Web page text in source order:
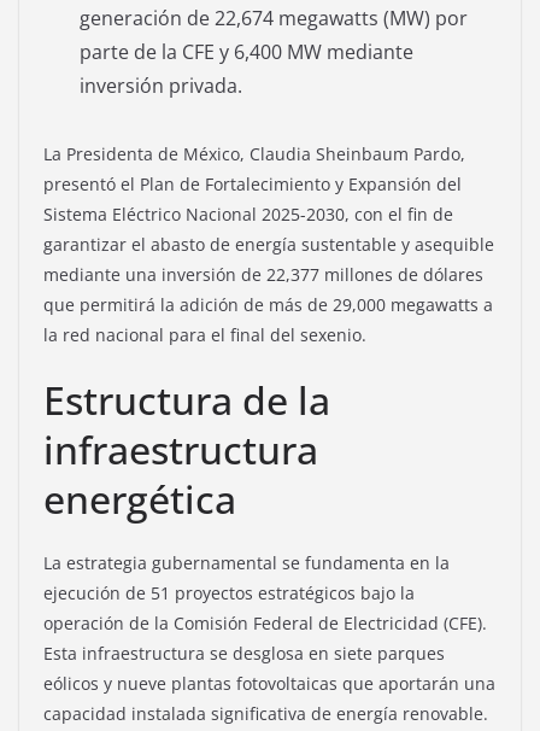
generación de 22,674 megawatts (MW) por
parte de la CFE y 6,400 MW mediante
inversión privada.
La Presidenta de México, Claudia Sheinbaum Pardo,
presentó el Plan de Fortalecimiento y Expansión del
Sistema Eléctrico Nacional 2025-2030, con el fin de
garantizar el abasto de energía sustentable y asequible
mediante una inversión de 22,377 millones de dólares
que permitirá la adición de más de 29,000 megawatts a
la red nacional para el final del sexenio.
Estructura de la
infraestructura
energética
La estrategia gubernamental se fundamenta en la
ejecución de 51 proyectos estratégicos bajo la
operación de la Comisión Federal de Electricidad (CFE).
Esta infraestructura se desglosa en siete parques
eólicos y nueve plantas fotovoltaicas que aportarán una
capacidad instalada significativa de energía renovable.